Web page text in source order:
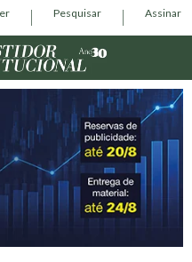
Pesquisar Assinar